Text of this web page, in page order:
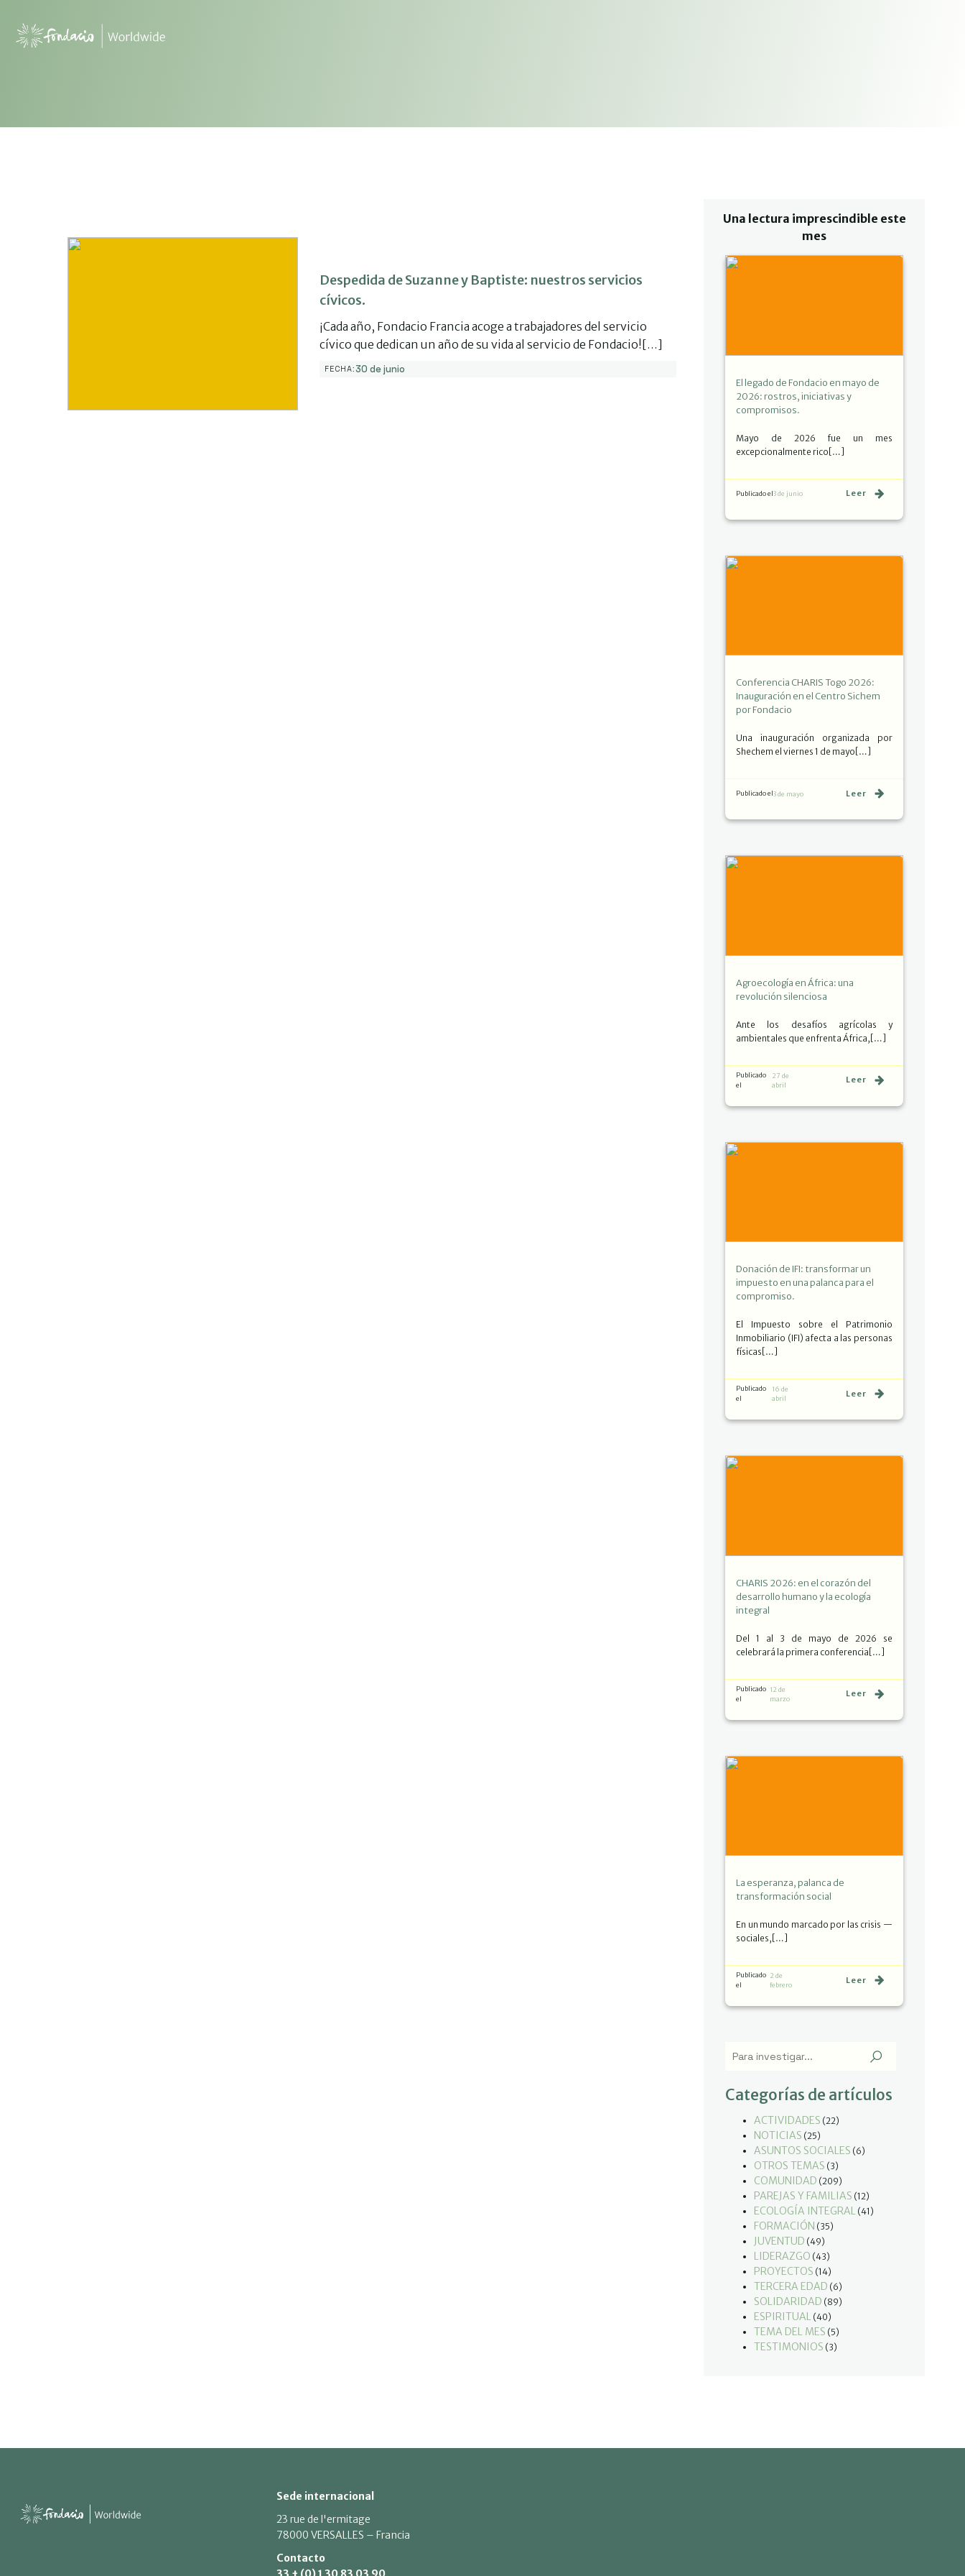
Despedida de Suzanne y Baptiste: nuestros servicios
cívicos.
¡Cada año, Fondacio Francia acoge a trabajadores del servicio
cívico que dedican un año de su vida al servicio de Fondacio![…]
FECHA:30 de junio
Una lectura imprescindible este
mes
El legado de Fondacio en mayo de
2026: rostros, iniciativas y
compromisos.
Mayo de 2026 fue un mes
excepcionalmente rico[…]
Publicado el3 de junio Leer
Conferencia CHARIS Togo 2026:
Inauguración en el Centro Sichem
por Fondacio
Una inauguración organizada por
Shechem el viernes 1 de mayo[…]
Publicado el3 de mayo Leer
Agroecología en África: una
revolución silenciosa
Ante los desafíos agrícolas y
ambientales que enfrenta África,[…]
Publicado
el
27 de
abril
Leer
Donación de IFI: transformar un
impuesto en una palanca para el
compromiso.
El Impuesto sobre el Patrimonio
Inmobiliario (IFI) afecta a las personas
físicas[…]
Publicado
el
16 de
abril
Leer
CHARIS 2026: en el corazón del
desarrollo humano y la ecología
integral
Del 1 al 3 de mayo de 2026 se
celebrará la primera conferencia[…]
Publicado
el
12 de
marzo
Leer
La esperanza, palanca de
transformación social
En un mundo marcado por las crisis —
sociales,[…]
Publicado
el
2 de
febrero
Leer
Categorías de artículos
ACTIVIDADES (22)
NOTICIAS (25)
ASUNTOS SOCIALES (6)
OTROS TEMAS (3)
COMUNIDAD (209)
PAREJAS Y FAMILIAS (12)
ECOLOGÍA INTEGRAL (41)
FORMACIÓN (35)
JUVENTUD (49)
LIDERAZGO (43)
PROYECTOS (14)
TERCERA EDAD (6)
SOLIDARIDAD (89)
ESPIRITUAL (40)
TEMA DEL MES (5)
TESTIMONIOS (3)
Sede internacional
23 rue de l'ermitage
78000 VERSALLES – Francia
Contacto